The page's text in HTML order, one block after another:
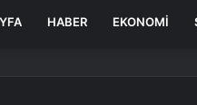
HABER EKONOMI